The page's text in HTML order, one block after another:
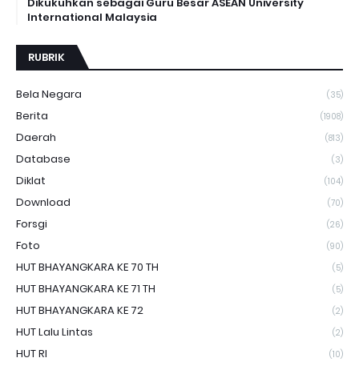
International Malaysia
RUBRIK
Bela Negara (35)
Berita (1908)
Daerah (813)
Database (3)
Diklat (104)
Download (70)
Forsgi (26)
Foto (90)
HUT BHAYANGKARA KE 70 TH (5)
HUT BHAYANGKARA KE 71 TH (5)
HUT BHAYANGKARA KE 72 (2)
HUT Lalu Lintas (2)
HUT RI (10)